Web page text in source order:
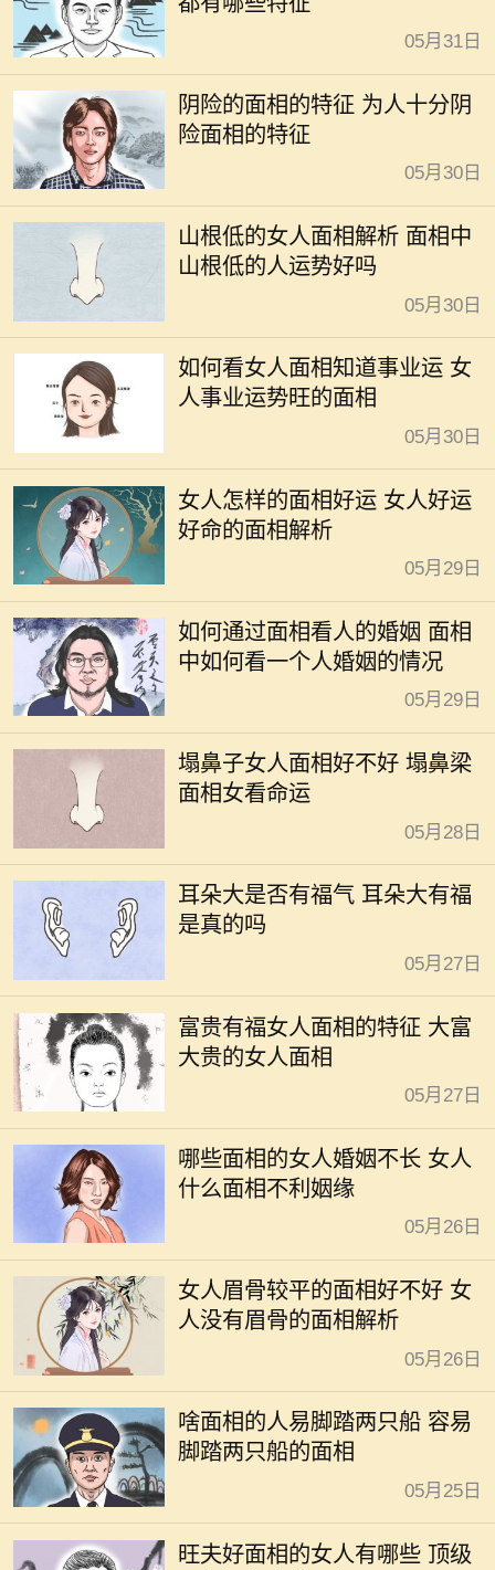
05月31日
阴险的面相的特征 为人十分阴
险面相的特征
05月30日
山根低的女人面相解析 面相中
山根低的人运势好吗
05月30日
如何看女人面相知道事业运 女
人事业运势旺的面相
05月30日
女人怎样的面相好运 女人好运
好命的面相解析
05月29日
如何通过面相看人的婚姻 面相
中如何看一个人婚姻的情况
05月29日
塌鼻子女人面相好不好 塌鼻梁
面相女看命运
05月28日
耳朵大是否有福气 耳朵大有福
是真的吗
05月27日
富贵有福女人面相的特征 大富
大贵的女人面相
05月27日
哪些面相的女人婚姻不长 女人
什么面相不利姻缘
05月26日
女人眉骨较平的面相好不好 女
人没有眉骨的面相解析
05月26日
啥面相的人易脚踏两只船 容易
脚踏两只船的面相
05月25日
旺夫好面相的女人有哪些 顶级